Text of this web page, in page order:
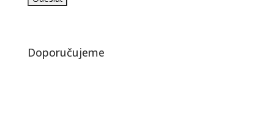
Doporučujeme